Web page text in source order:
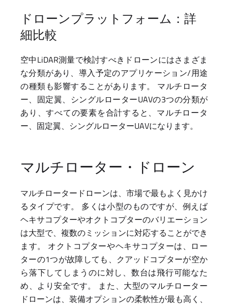
ドローンプラットフォーム：詳
細比較
空中LiDAR測量で検討すべきドローンにはさまざま
な分類があり、導入予定のアプリケーション/用途
の種類も影響することがあります。 マルチロータ
ー、固定翼、シングルローターUAVの3つの分類が
あり、すべての要素を合計すると、マルチロータ
ー、固定翼、シングルローターUAVになります。
マルチローター・ドローン
マルチロータードローンは、市場で最もよく見かけ
るタイプです。 多くは小型のものですが、例えば
ヘキサコプターやオクトコプターのバリエーション
は大型で、複数のミッションに対応することができ
ます。 オクトコプターやヘキサコプターは、ロー
ターの1つが故障しても、クアッドコプターが空か
ら落下してしまうのに対し、数台は飛行可能なた
め、より安全です。 また、大型のマルチローター
ドローンは、装備オプションの柔軟性が最も高く、